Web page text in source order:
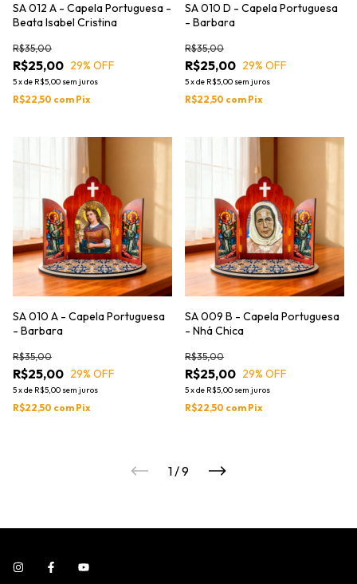
SA 012 A - Capela Portuguesa -
Beata Isabel Cristina
R$25,00
R$35,00
29% OFF
5xde R$5,00 sem juros
R$22,50 com Pix
SA 010 D - Capela Portuguesa
- Barbara
R$25,00
R$35,00
29% OFF
5xde R$5,00 sem juros
R$22,50 com Pix
SA 010 A - Capela Portuguesa
- Barbara
R$25,00
R$35,00
29% OFF
5xde R$5,00 sem juros
R$22,50 com Pix
SA 009 B - Capela Portuguesa
- Nhá Chica
R$25,00
R$35,00
29% OFF
5xde R$5,00 sem juros
R$22,50 com Pix
1/9